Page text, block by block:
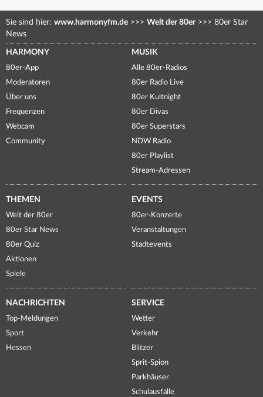
Sie sind hier: www.harmonyfm.de >>> Welt der 80er >>> 80er Star
News
HARMONY
80er-App
Moderatoren
Über uns
Frequenzen
Webcam
Community
MUSIK
Alle 80er-Radios
80er Radio Live
80er Kultnight
80er Divas
80er Superstars
NDW Radio
80er Playlist
Stream-Adressen
THEMEN
Welt der 80er
80er Star News
80er Quiz
Aktionen
Spiele
EVENTS
80er-Konzerte
Veranstaltungen
Stadtevents
NACHRICHTEN
Top-Meldungen
Sport
Hessen
SERVICE
Wetter
Verkehr
Blitzer
Sprit-Spion
Parkhäuser
Schulausfälle